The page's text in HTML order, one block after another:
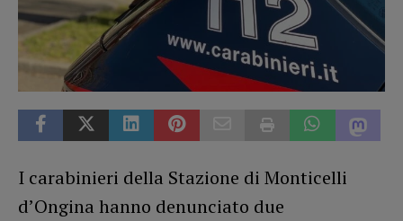
I carabinieri della Stazione di Monticelli
d’Ongina hanno denunciato due